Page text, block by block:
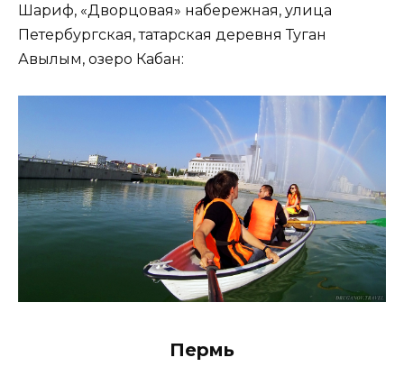
Шариф, «Дворцовая» набережная, улица
Петербургская, татарская деревня Туган
Авылым, озеро Кабан:
Пермь